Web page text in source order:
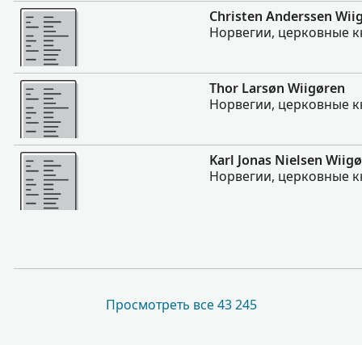
Больше
Christen Anderssen
Норвегии, церковные
Больше
Thor Larsøn Wiigøren
Норвегии, церковные
Больше
Karl Jonas Nielsen
Норвегии, церковные
Просмотреть все 43 245